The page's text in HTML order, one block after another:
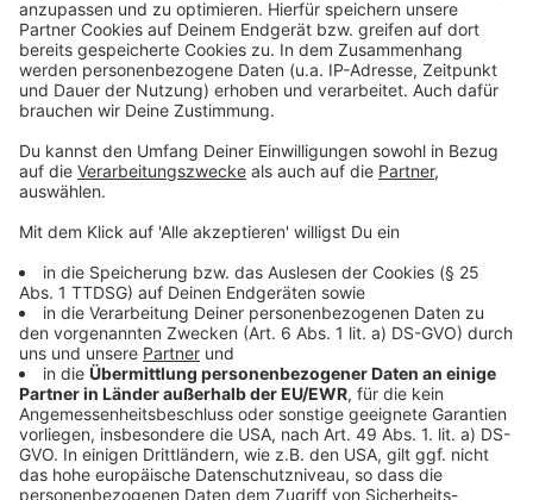
Düsseldorfer Polizei unter der Telefonnummer 0211 -
870 0 entgegen.
Anzeige
Weitere Infos und Links zum Thema:
So haben wir gestern (26. August 2025) berichtet
Weitere Blaulichtmeldungen aus Düsseldorf
Die Homepage der Düsseldorfer Polizei
Anzeige